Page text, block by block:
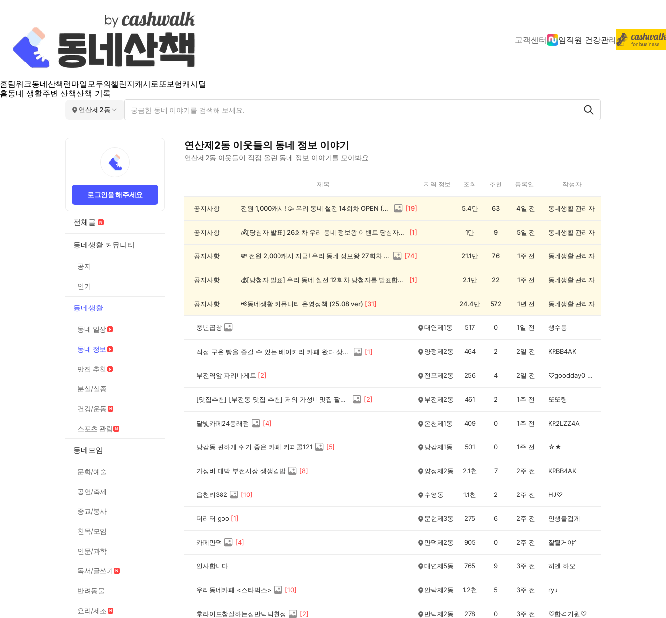
고객센터 임직원 건강관리
홈팀워크동네산책 런마일모두의챌린지캐시로또보험캐시딜
홈동네 생활주변 산책산책 기록
연산제2동
로그인을 해주세요
전체글
동네생활 커뮤니티
공지
인기
동네생활
동네 일상
동네 정보
맛집 추천
분실/실종
건강/운동
스포츠 관람
동네모임
문화/예술
공연/축제
종교/봉사
친목/모임
인문/과학
독서/글쓰기
반려동물
요리/제조
연산제2동 이웃들의 동네 정보 이야기
연산제2동 이웃들이 직접 올린 동네 정보 이야기를 모아봐요
제
제목 지역 정보 조회 추천 등록일 작성자
공지사항 전원 1,000캐시! 🥳 우리 동네 썰전 14회차 OPEN (~8/17) [19] 5.4만 63 4일 전 동네생활 관리자
공지사항 💰[당첨자 발표] 26회차 우리 동네 정보왕 이벤트 당첨자를 발표합니다! [1] 1만 9 5일 전 동네생활 관리자
공지사항 💸 전원 2,000캐시 지급! 우리 동네 정보왕 27회차 (~8/10) [74] 21.1만 76 1주 전 동네생활 관리자
공지사항 💰[당첨자 발표] 우리 동네 썰전 12회차 당첨자를 발표합니다! [1] 2.1만 22 1주 전 동네생활 관리자
공지사항 📢동네생활 커뮤니티 운영정책 (25.08 ver) [31] 24.4만 572 1년 전 동네생활 관리자
풍년곱창 대연제1동 517 0 1일 전 생수통
직접 구운 빵을 즐길 수 있는 베이커리 카페 왔다 상사 추천해요 [1] 양정제2동 464 2 2일 전 KRBB4AK
부전역앞 파리바게트 [2] 전포제2동 256 4 2일 전 ♡goodday0 ~11시)
[맛집추천] [부전동 맛집 추천] 저의 가성비맛집 팔미분식소개합니다! 시락국+김치말이김밥 조합! [2] 부전제2동 461 2 1주 전 또또링
달빛카페24동래점 [4] 온천제1동 409 0 1주 전 KR2LZZ4A
당감동 편하게 쉬기 좋은 카페 커피콜121 [5] 당감제1동 501 0 1주 전 ☆★
가성비 대박 부전시장 생생김밥 [8] 양정제2동 2.1천 7 2주 전 KRBB4AK
읍천리382 [10] 수영동 1.1천 2 2주 전 HJ♡
더리터 goo [1] 문현제3동 275 6 2주 전 인생즐겁게
카페만덕 [4] 만덕제2동 905 0 2주 전 잘될거야^
인사합니다 대연제5동 765 9 3주 전 히엔 하오
우리동네카페 <스타벅스> [10] 안락제2동 1.2천 5 3주 전 ryu
후라이드참잘하는집만덕덕천정 [2] 만덕제2동 278 0 3주 전 ♡합격기원♡